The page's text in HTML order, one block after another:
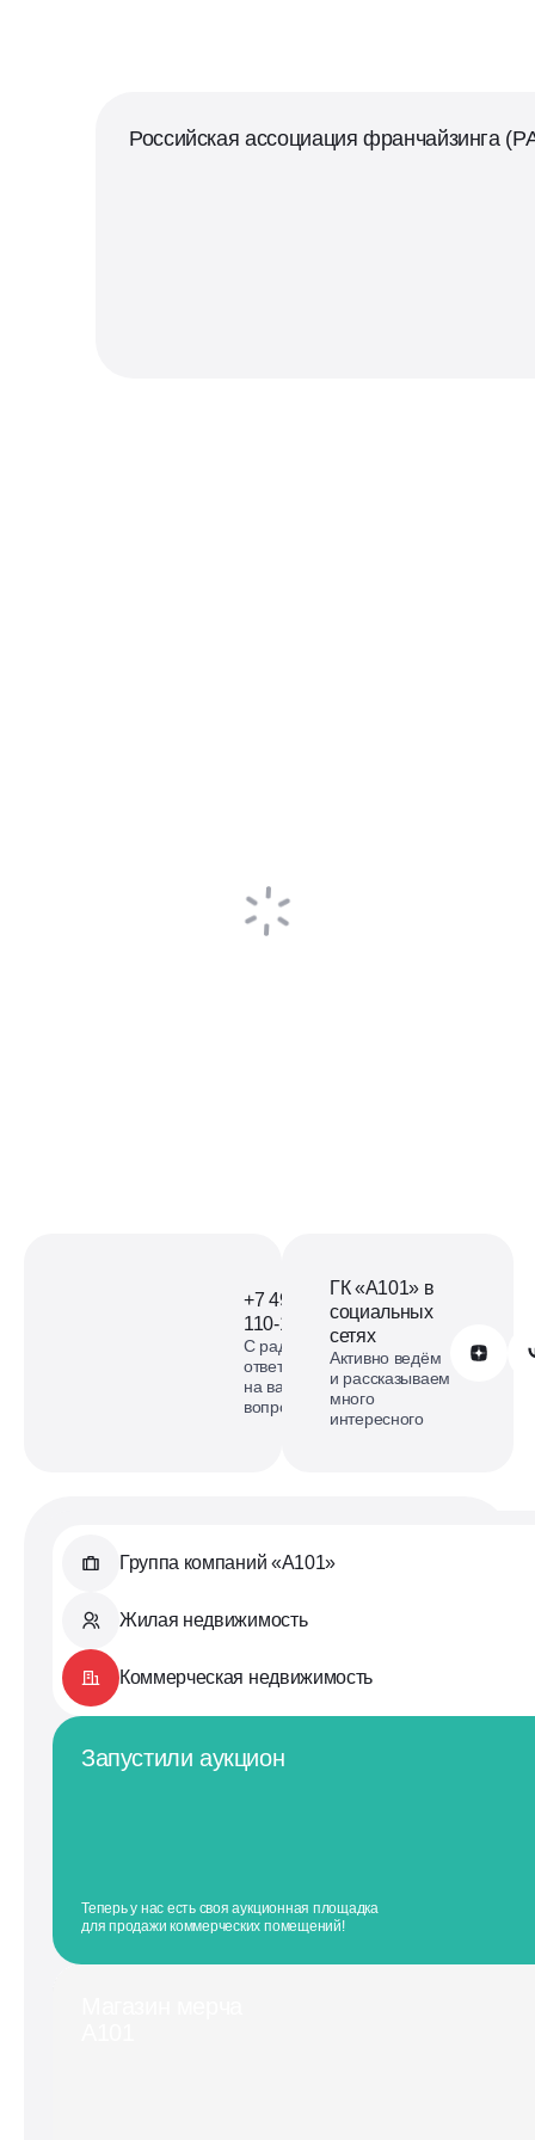
Российская ассоциация франчайзинга
+7 499
110-18-73
С радостью
ответим
на ваши
вопросы
Обратиться в А101
ГК «А101» в
социальных
сетях
Активно ведём
и рассказываем
много
интересного
Группа компаний «А101»
Жилая недвижимость
Коммерческая недвижимость
Запустили аукцион
Теперь у нас есть своя аукционная площадка
для продажи коммерческих помещений!